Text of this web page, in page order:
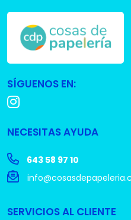
SÍGUENOS EN:
NECESITAS AYUDA
643 58 97 10
SERVICIOS AL CLIENTE